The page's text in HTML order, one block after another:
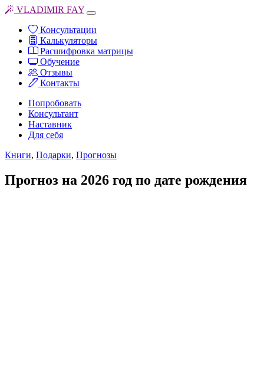
VLADIMIR FAY
Консультации
Калькуляторы
Расшифровка матрицы
Обучение
Отзывы
Контакты
Попробовать
Консультант
Наставник
Для себя
Книги, Подарки, Прогнозы
Прогноз на 2026 год по дате рождения